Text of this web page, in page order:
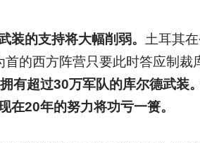
装的支持将大幅削弱。 土耳其
的西方阵营只要此时答应制裁
有超过30万军队的库尔德武装
在20年的努力将功亏一篑。